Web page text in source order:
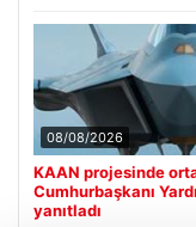
08/08/2026
KAAN projesinde
Cumhurbaşkanı
yanıtladı